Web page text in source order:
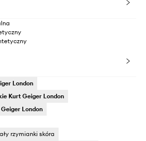
London
Kurt Geiger London
London
rzymianki skóra